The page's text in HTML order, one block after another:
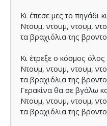
Κι έπεσε µες το πηγάδι
Ντουµ, ντουµ, ντουµ,
τα βραχιόλια της
Κι έτρεξε ο κόσµος
Ντουµ, ντουµ, ντουµ,
τα βραχιόλια της
Γερακίνα θα σε βγάλω
Ντουµ, ντουµ, ντουµ,
τα βραχιόλια της